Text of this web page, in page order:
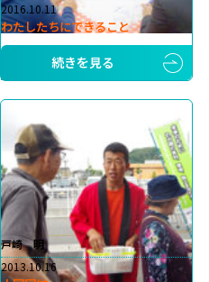
2016.10.11
わたしたちにできること
続きを見る
戸崎 明
2013.10.16